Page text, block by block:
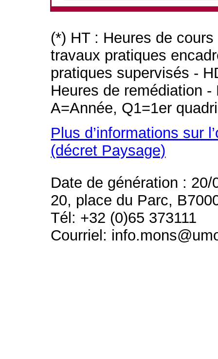
(*) HT : Heures de
travaux pratiques
pratiques supervisés -
Heures de remédiation
A=Année, Q1=1er
Plus d’informations sur
(décret Paysage)
Date de génération : 20/
20, place du Parc,
Tél: +32 (0)65 373111
Courriel: